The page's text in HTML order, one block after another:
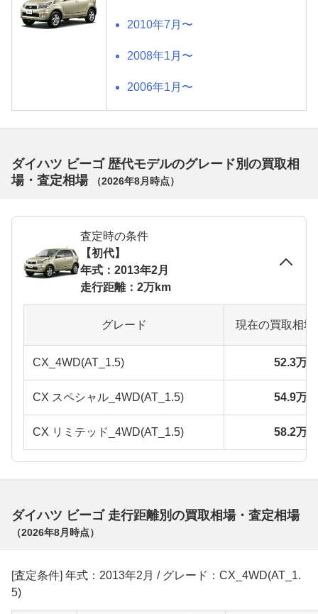
2010年7月〜
2008年1月〜
2006年1月〜
ダイハツ ビーゴ 歴代モデルのグレード別の買取相
場・査定相場
（2026年8月 時点）
査定時の条件
【初代】
年式：2013年2月
走行距離：2万km
グレード 現在の買取相
CX_4WD(AT_1.5) 52.3万
CX スペシャル_4WD(AT_1.5) 54.9万
CX リミテッド_4WD(AT_1.5) 58.2万
ダイハツ ビーゴ 走行距離別の買取相場・査定相場
（2026年8月 時点）
[査定条件] 年式：2013年2月 / グレード：CX_4WD(AT_1.
5)